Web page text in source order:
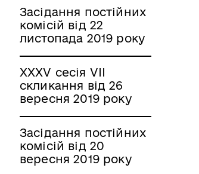
Засідання постійних
комісій від 22
листопада 2019 року
ХХХV сесія VII
скликання від 26
вересня 2019 року
Засідання постійних
комісій від 20
вересня 2019 року